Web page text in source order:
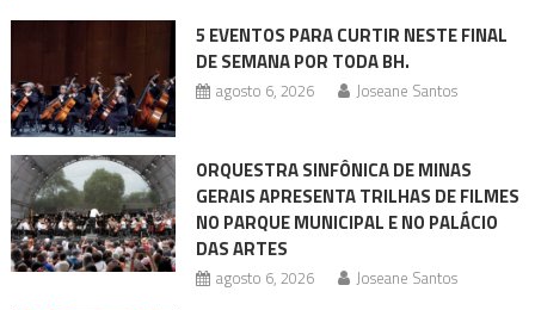
5 EVENTOS PARA CURTIR NESTE FINAL
DE SEMANA POR TODA BH.
agosto 6, 2026 Joseane Santos
ORQUESTRA SINFÔNICA DE MINAS
GERAIS APRESENTA TRILHAS DE FILMES
NO PARQUE MUNICIPAL E NO PALÁCIO
DAS ARTES
agosto 6, 2026 Joseane Santos